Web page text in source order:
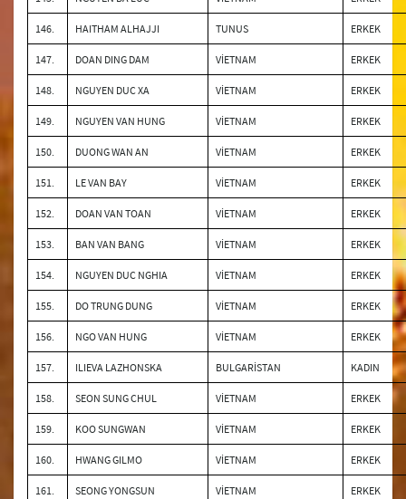
146. HAITHAM ALHAJJI TUNUS ERKEK
147. DOAN DING DAM VİETNAM ERKEK
148. NGUYEN DUC XA VİETNAM ERKEK
149. NGUYEN VAN HUNG VİETNAM ERKEK
150. DUONG WAN AN VİETNAM ERKEK
151. LE VAN BAY VİETNAM ERKEK
152. DOAN VAN TOAN VİETNAM ERKEK
153. BAN VAN BANG VİETNAM ERKEK
154. NGUYEN DUC NGHIA VİETNAM ERKEK
155. DO TRUNG DUNG VİETNAM ERKEK
156. NGO VAN HUNG VİETNAM ERKEK
157. ILIEVA LAZHONSKA BULGARİSTAN KADIN
158. SEON SUNG CHUL VİETNAM ERKEK
159. KOO SUNGWAN VİETNAM ERKEK
160. HWANG GILMO VİETNAM ERKEK
161. SEONG YONGSUN VİETNAM ERKEK